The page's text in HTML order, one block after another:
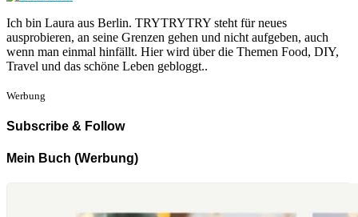
Ich bin Laura aus Berlin. TRYTRYTRY steht für neues
ausprobieren, an seine Grenzen gehen und nicht aufgeben, auch
wenn man einmal hinfällt. Hier wird über die Themen Food, DIY,
Travel und das schöne Leben gebloggt..
Werbung
Subscribe & Follow
Mein Buch (Werbung)